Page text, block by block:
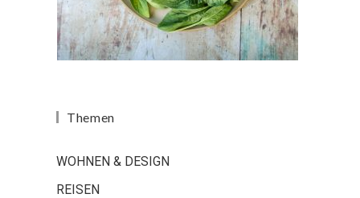
Themen
WOHNEN & DESIGN
REISEN